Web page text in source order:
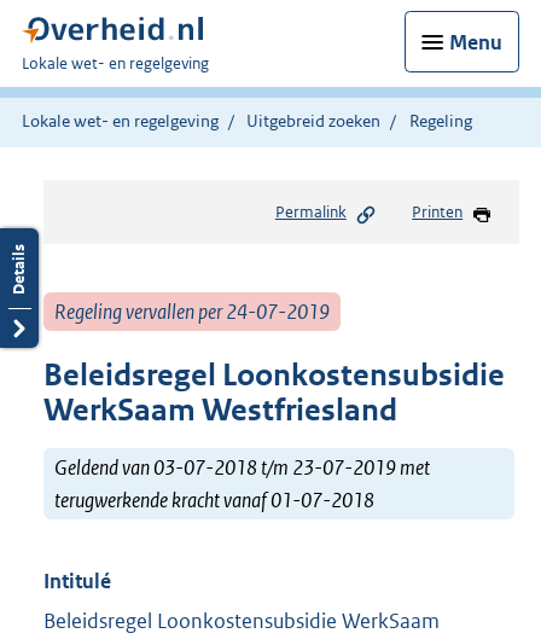
Menu
U
bent
hier:
Lokale wet- en regelgeving
Lokale wet- en regelgeving Uitgebreid zoeken Regeling
Permalink Printen
Regeling vervallen per 24-07-2019
Beleidsregel Loonkostensubsidie
WerkSaam Westfriesland
Geldend van 03-07-2018 t/m 23-07-2019 met
terugwerkende kracht vanaf 01-07-2018
Intitulé
Beleidsregel Loonkostensubsidie WerkSaam